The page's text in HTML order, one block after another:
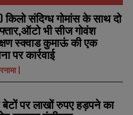
SUBMIT
SUBMIT
किलो संदिग्ध गोमांस के साथ दो
भी सीज गोवंश
स्क्वाड कुमाऊं की एक
पर कार्रवाई
बेटों पर लाखों रुपए हड़पने का